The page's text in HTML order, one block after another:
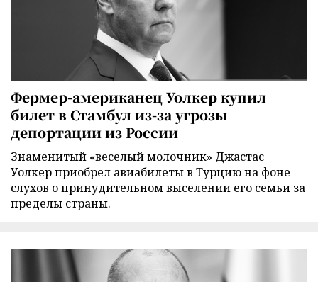
Фермер-американец Уолкер купил
билет в Стамбул из-за угрозы
депортации из России
Знаменитый «веселый молочник» Джастас
Уолкер приобрел авиабилеты в Турцию на фоне
слухов о принудительном выселении его семьи за
пределы страны.